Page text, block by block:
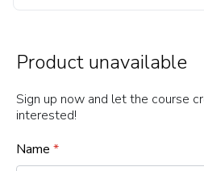
Product unavailable
Sign up now and let the course
interested!
Name *